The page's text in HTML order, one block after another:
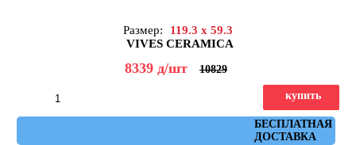
Размер:
119.3 x 59.3
VIVES CERAMICA
8339 д/шт 10829
БЕСПЛАТНАЯ
ДОСТАВКА
купить
Артикул: strand_r_natural_59,3x119,3